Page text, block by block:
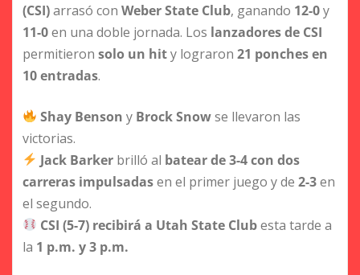
(CSI)arrasó con Weber State Club, ganando 12-0y
11-0en una doble jornada. Los lanzadores de CSI
permitieron solo un hity lograron 21 ponches en
10 entradas.
Shay Benson y Brock Snowse llevaron las
victorias.
Jack Barker brilló al batear de 3-4 con dos
carreras impulsadasen el primer juego y de 2-3en
el segundo.
CSI (5-7) recibirá a Utah State Clubesta tarde a
la 1 p.m. y 3 p.m.